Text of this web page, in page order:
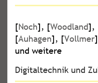
[Noch], [Woodland],
[Auhagen], [Vollmer
und weitere
Digitaltechnik und